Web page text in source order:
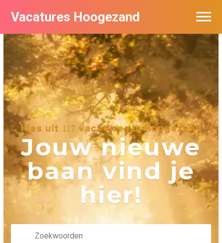
Vacatures Hoogezand
Kies uit 117 vacatures in Hoogezand
Jouw nieuwe
baan vind je
hier!